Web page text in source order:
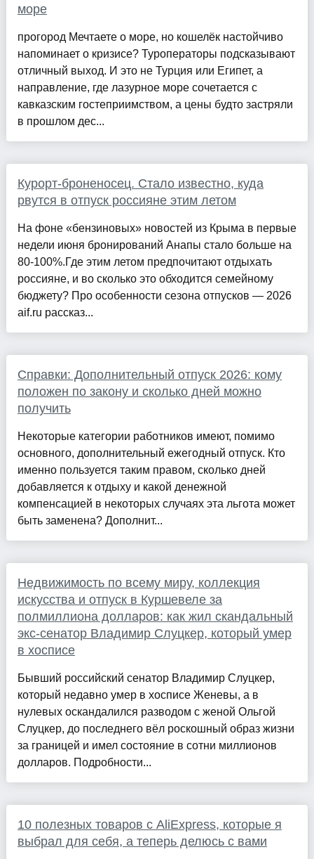
море
прогород Мечтаете о море, но кошелёк настойчиво
напоминает о кризисе? Туроператоры подсказывают
отличный выход. И это не Турция или Египет, а
направление, где лазурное море сочетается с
кавказским гостеприимством, а цены будто застряли
в прошлом дес...
Курорт-броненосец. Стало известно, куда
рвутся в отпуск россияне этим летом
На фоне «бензиновых» новостей из Крыма в первые
недели июня бронирований Анапы стало больше на
80-100%.Где этим летом предпочитают отдыхать
россияне, и во сколько это обходится семейному
бюджету? Про особенности сезона отпусков — 2026
aif.ru рассказ...
Справки: Дополнительный отпуск 2026: кому
положен по закону и сколько дней можно
получить
Некоторые категории работников имеют, помимо
основного, дополнительный ежегодный отпуск. Кто
именно пользуется таким правом, сколько дней
добавляется к отдыху и какой денежной
компенсацией в некоторых случаях эта льгота может
быть заменена? Дополнит...
Недвижимость по всему миру, коллекция
искусства и отпуск в Куршевеле за
полмиллиона долларов: как жил скандальный
экс-сенатор Владимир Слуцкер, который умер
в хосписе
Бывший российский сенатор Владимир Слуцкер,
который недавно умер в хосписе Женевы, а в
нулевых оскандалился разводом с женой Ольгой
Слуцкер, до последнего вёл роскошный образ жизни
за границей и имел состояние в сотни миллионов
долларов. Подробности...
10 полезных товаров с AliExpress, которые я
выбрал для себя, а теперь делюсь с вами